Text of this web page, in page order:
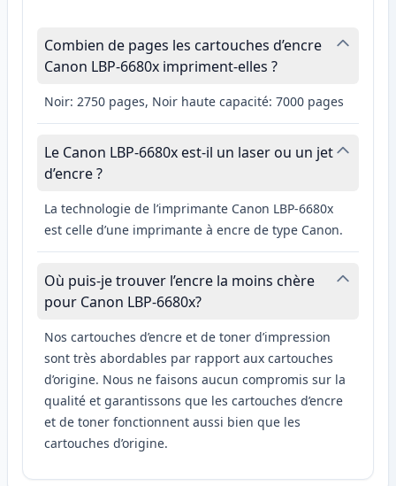
Combien de pages les cartouches d’encre
Canon LBP-6680x impriment-elles ?
Noir: 2750 pages, Noir haute capacité: 7000 pages
Le Canon LBP-6680x est-il un laser ou un jet
d’encre ?
La technologie de l’imprimante Canon LBP-6680x
est celle d’une imprimante à encre de type Canon.
Où puis-je trouver l’encre la moins chère
pour Canon LBP-6680x?
Nos cartouches d’encre et de toner d’impression
sont très abordables par rapport aux cartouches
d’origine. Nous ne faisons aucun compromis sur la
qualité et garantissons que les cartouches d’encre
et de toner fonctionnent aussi bien que les
cartouches d’origine.